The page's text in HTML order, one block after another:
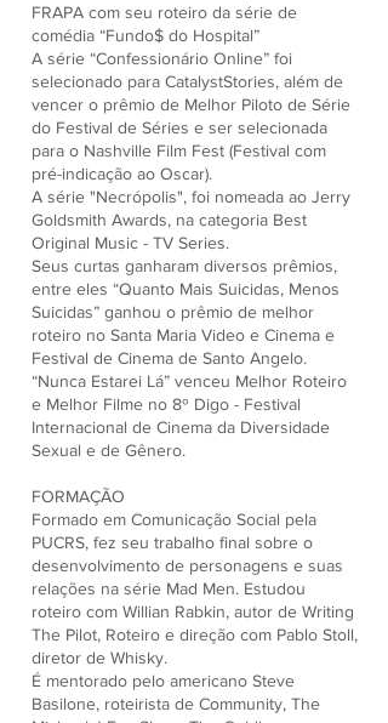
FRAPA com seu roteiro da série de
comédia “Fundo$ do Hospital”
A série “Confessionário Online” foi
selecionado para CatalystStories, além de
vencer o prêmio de Melhor Piloto de Série
do Festival de Séries e ser selecionada
para o Nashville Film Fest (Festival com
pré-indicação ao Oscar).
A série "Necrópolis", foi nomeada ao Jerry
Goldsmith Awards, na categoria Best
Original Music - TV Series.
Seus curtas ganharam diversos prêmios,
entre eles “Quanto Mais Suicidas, Menos
Suicidas” ganhou o prêmio de melhor
roteiro no Santa Maria Video e Cinema e
Festival de Cinema de Santo Angelo.
“Nunca Estarei Lá” venceu Melhor Roteiro
e Melhor Filme no 8º Digo - Festival
Internacional de Cinema da Diversidade
Sexual e de Gênero.
FORMAÇÃO
Formado em Comunicação Social pela
PUCRS, fez seu trabalho final sobre o
desenvolvimento de personagens e suas
relações na série Mad Men. Estudou
roteiro com Willian Rabkin, autor de Writing
The Pilot, Roteiro e direção com Pablo Stoll,
diretor de Whisky.
É mentorado pelo americano Steve
Basilone, roteirista de Community, The